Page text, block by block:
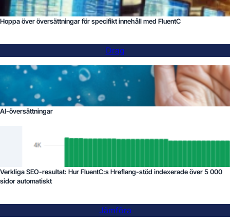
Hoppa över översättningar för specifikt innehåll med FluentC
Drag
AI-översättningar
Verkliga SEO-resultat: Hur FluentC:s Hreflang-stöd indexerade över 5 000
sidor automatiskt
Jämföra